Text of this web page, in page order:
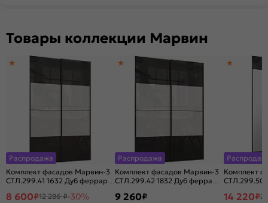
Товары коллекции Марвин
Распродажа
Комплект фасадов Марвин-3
СТЛ.299.41 1632 Дуб феррара
8 600₽12 286 ₽-30%
Распродажа
Комплект фасадов Марвин-3
СТЛ.299.42 1832 Дуб феррара
9 260₽
Комплект
СТЛ.299.50
14 220₽